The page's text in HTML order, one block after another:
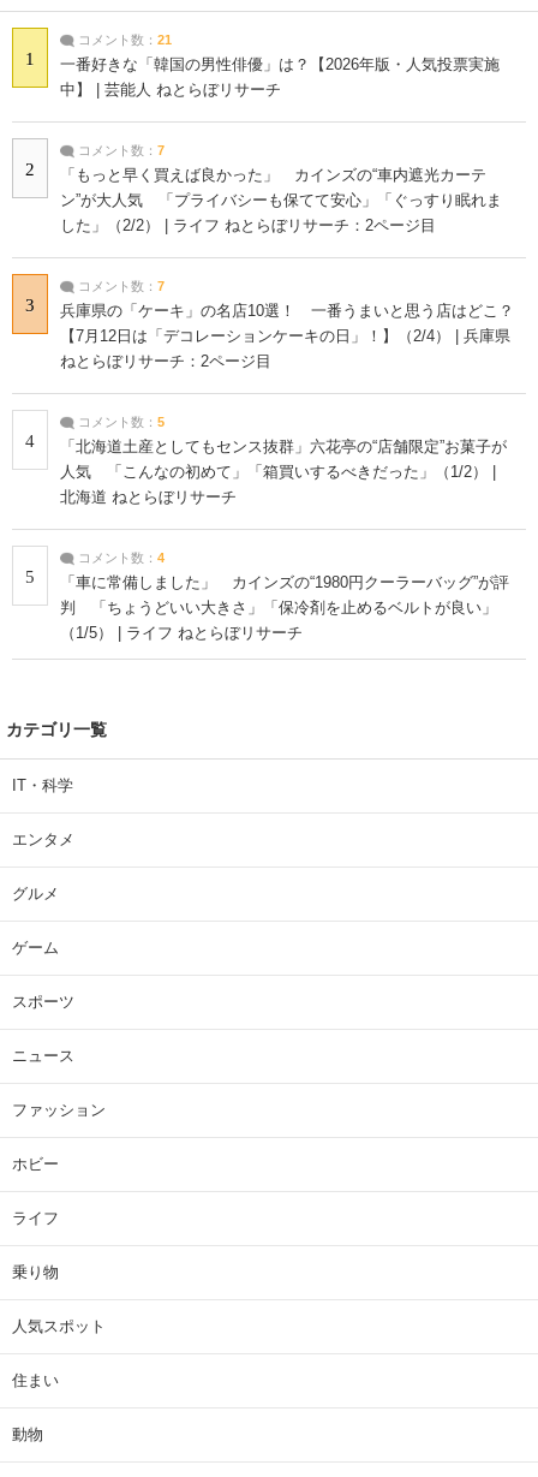
1
コメント数： 21
一番好きな「韓国の男性俳優」は？【2026年版・人気投票実施
中】 | 芸能人 ねとらぼリサーチ
2
コメント数： 7
「もっと早く買えば良かった」 カインズの“車内遮光カーテ
ン”が大人気 「プライバシーも保てて安心」「ぐっすり眠れま
した」（2/2） | ライフ ねとらぼリサーチ：2ページ目
3
コメント数： 7
兵庫県の「ケーキ」の名店10選！ 一番うまいと思う店はどこ？
【7月12日は「デコレーションケーキの日」！】（2/4） | 兵庫県
ねとらぼリサーチ：2ページ目
4
コメント数： 5
「北海道土産としてもセンス抜群」六花亭の“店舗限定”お菓子が
人気 「こんなの初めて」「箱買いするべきだった」（1/2） |
北海道 ねとらぼリサーチ
5
コメント数： 4
「車に常備しました」 カインズの“1980円クーラーバッグ”が評
判 「ちょうどいい大きさ」「保冷剤を止めるベルトが良い」
（1/5） | ライフ ねとらぼリサーチ
カテゴリ一覧
IT・科学
エンタメ
グルメ
ゲーム
スポーツ
ニュース
ファッション
ホビー
ライフ
乗り物
人気スポット
住まい
動物